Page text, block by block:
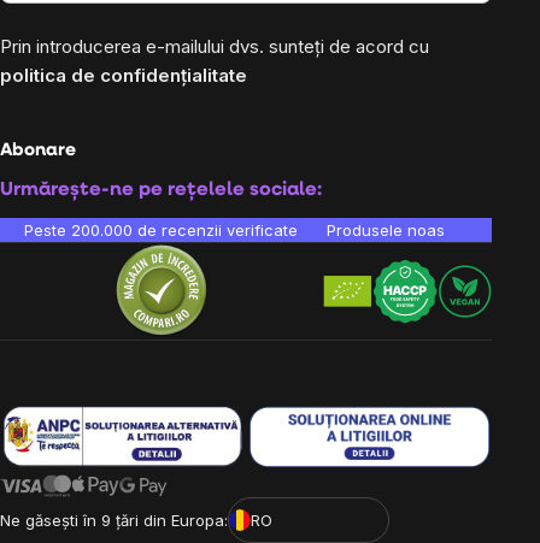
Prin introducerea e-mailului dvs. sunteți de acord cu
politica de confidențialitate
Abonare
Urmărește-ne pe rețelele sociale:
Peste 200.000 de recenzii verificate Produsele noastre sunt
Ne găsești în 9 țări din Europa:
RO